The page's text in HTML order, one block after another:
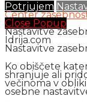
Potrjujem
Center
Close Popup
Nastavitve
Idrija.com
Nastavitve
Ko obiščete
shranjuje ali
večinoma v
osebne